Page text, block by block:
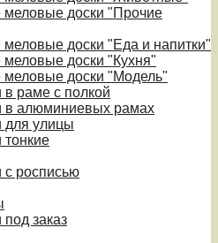
меловые доски "Прочие
доски "Еда и напитки"
доски "Кухня"
меловые доски "Модель"
раме с полкой
в алюминиевых рамах
для улицы
с росписью
заказ